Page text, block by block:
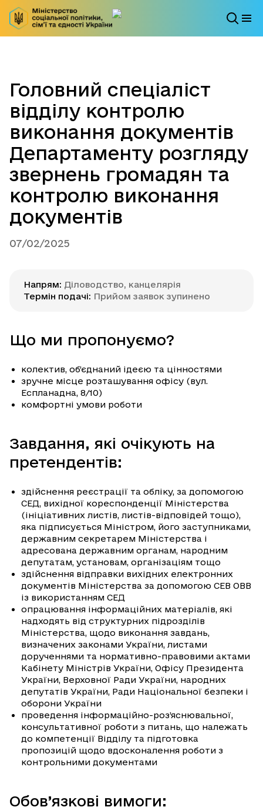
Головний спеціаліст
відділу контролю
виконання документів
Департаменту розгляду
звернень громадян та
контролю виконання
документів
07/02/2025
Напрям: Діловодство, канцелярія
Термін подачі: Прийом заявок зупинено
Що ми пропонуємо?
колектив, об’єднаний ідеєю та цінностями
зручне місце розташування офісу (вул.
Еспланадна, 8/10)
комфортні умови роботи
Завдання, які очікують на
претендентів:
здійснення реєстрації та обліку, за допомогою
СЕД, вихідної кореспонденції Міністерства
(ініціативних листів, листів-відповідей тощо),
яка підписується Міністром, його заступниками,
державним секретарем Міністерства і
адресована державним органам, народним
депутатам, установам, організаціям тощо
здійснення відправки вихідних електронних
документів Міністерства за допомогою СЕВ ОВВ
із використанням СЕД
опрацювання інформаційних матеріалів, які
надходять від структурних підрозділів
Міністерства, щодо виконання завдань,
визначених законами України, листами
дорученнями та нормативно-правовими актами
Кабінету Міністрів України, Офісу Президента
України, Верховної Ради України, народних
депутатів України, Ради Національної безпеки і
оборони України
проведення інформаційно-роз’яснювальної,
консультативної роботи з питань, що належать
до компетенції Відділу та підготовка
пропозицій щодо вдосконалення роботи з
контрольними документами
Обов’язкові вимоги: